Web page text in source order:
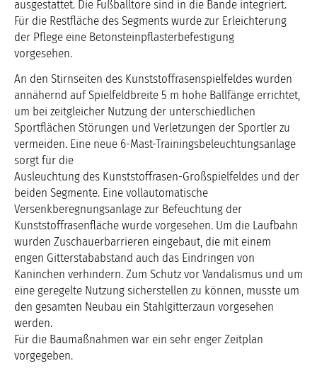
ausgestattet. Die Fußballtore sind in die Bande integriert.
Für die Restfläche des Segments wurde zur Erleichterung
der Pflege eine Betonsteinpflasterbefestigung
vorgesehen.
An den Stirnseiten des Kunststoffrasenspielfeldes wurden
annähernd auf Spielfeldbreite 5 m hohe Ballfänge errichtet,
um bei zeitgleicher Nutzung der unterschiedlichen
Sportflächen Störungen und Verletzungen der Sportler zu
vermeiden. Eine neue 6-Mast-Trainingsbeleuchtungsanlage
sorgt für die
Ausleuchtung des Kunststoffrasen-Großspielfeldes und der
beiden Segmente. Eine vollautomatische
Versenkberegnungsanlage zur Befeuchtung der
Kunststoffrasenfläche wurde vorgesehen. Um die Laufbahn
wurden Zuschauerbarrieren eingebaut, die mit einem
engen Gitterstababstand auch das Eindringen von
Kaninchen verhindern. Zum Schutz vor Vandalismus und um
eine geregelte Nutzung sicherstellen zu können, musste um
den gesamten Neubau ein Stahlgitterzaun vorgesehen
werden.
Für die Baumaßnahmen war ein sehr enger Zeitplan
vorgegeben.